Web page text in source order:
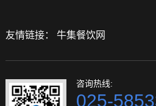
友情链接： 牛集餐饮网
咨询热线:
025-